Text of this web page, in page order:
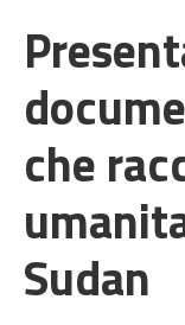
che
Sudan